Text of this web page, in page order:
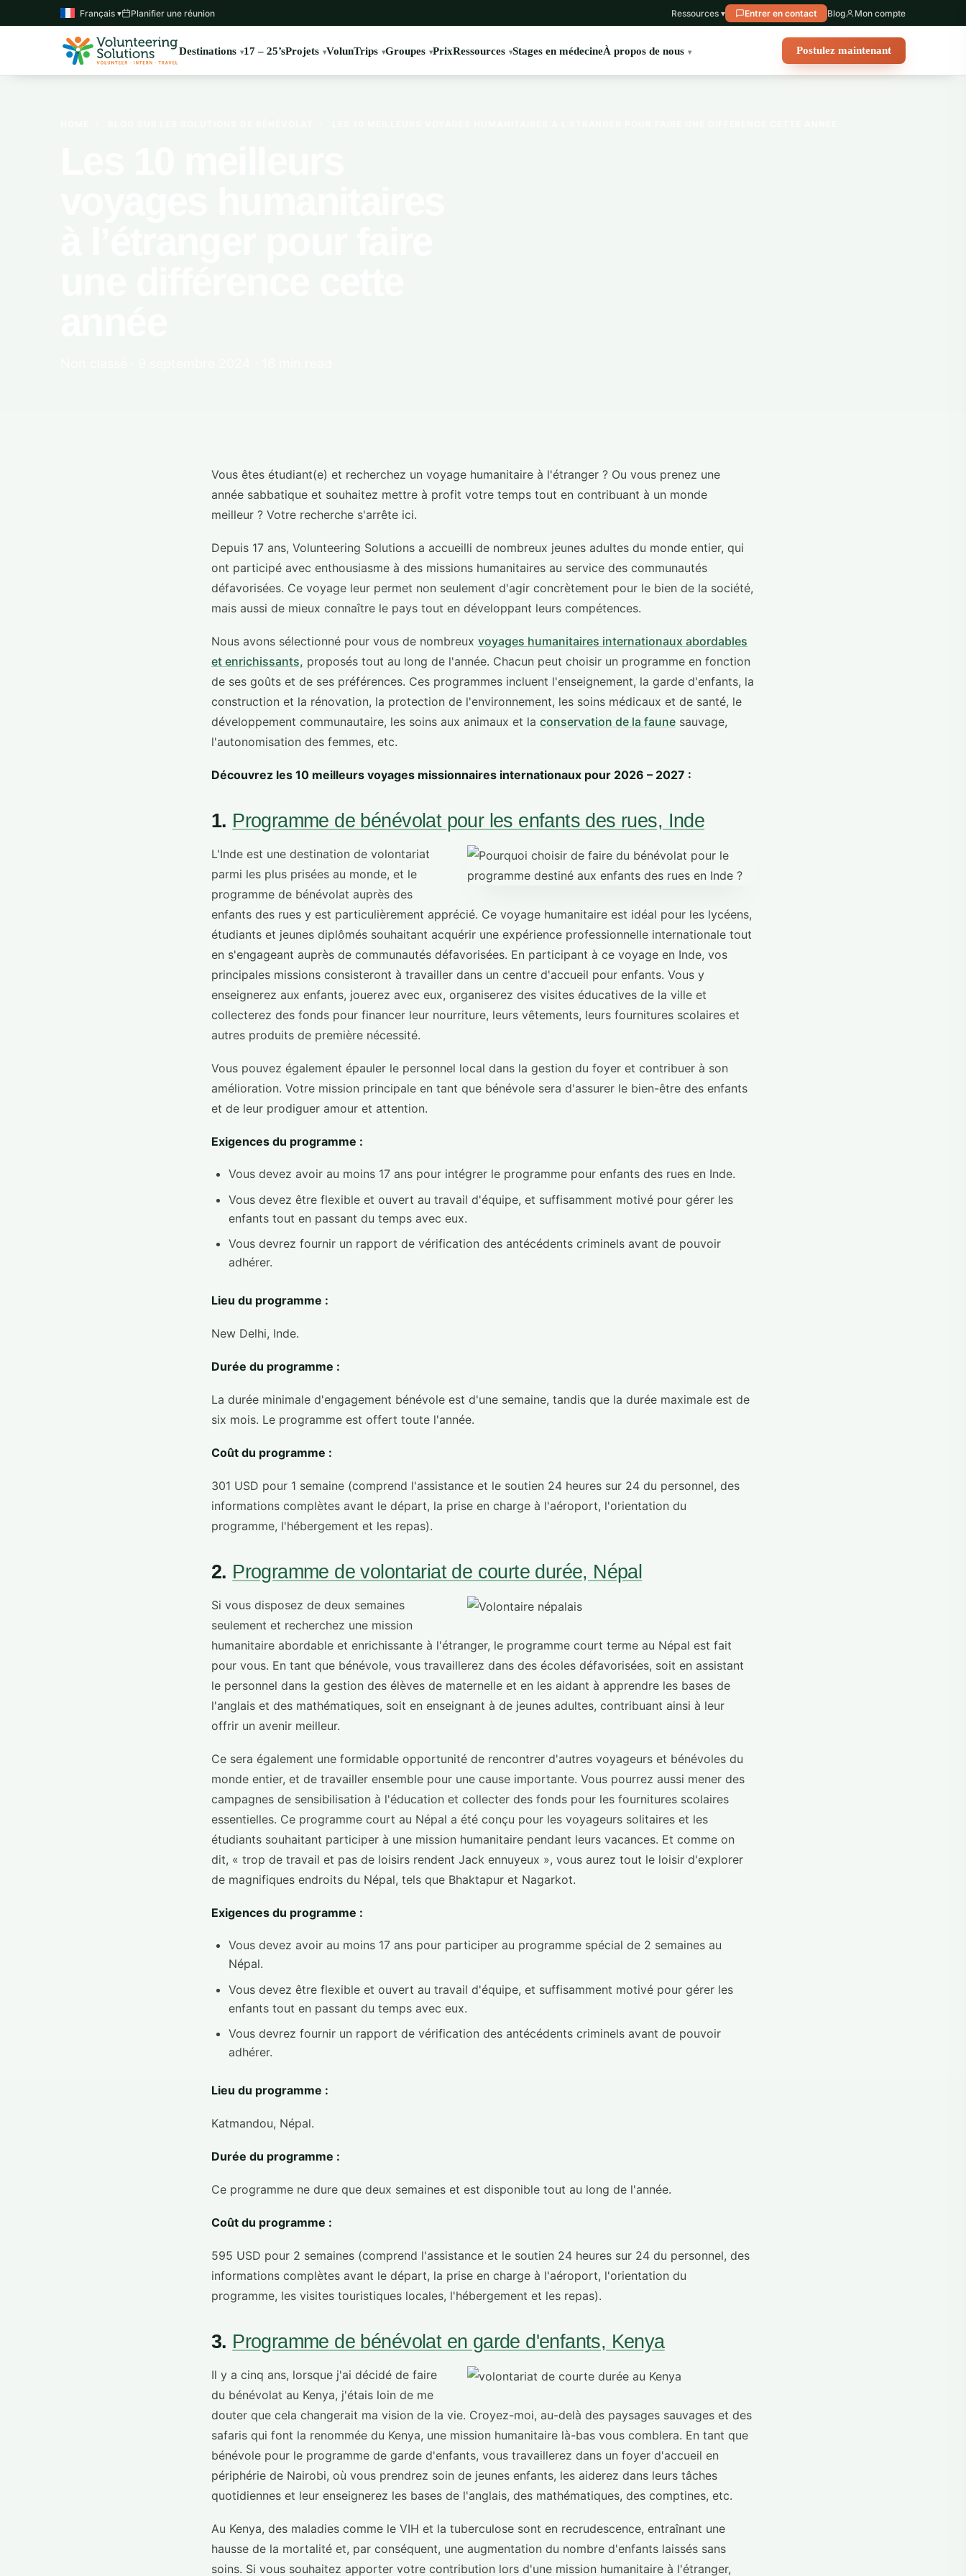
Français ▾ Planifier une réunion Ressources ▾ Entrer en contact Blog Mon compte
Destinations 17 – 25’sProjets VolunTrips Groupes PrixRessources Stages en médecineÀ propos de nous Postulez maintenant
Vous êtes étudiant(e) et recherchez un voyage humanitaire à l'étranger ? Ou vous prenez une
année sabbatique et souhaitez mettre à profit votre temps tout en contribuant à un monde
meilleur ? Votre recherche s'arrête ici.
Depuis 17 ans, Volunteering Solutions a accueilli de nombreux jeunes adultes du monde entier, qui
ont participé avec enthousiasme à des missions humanitaires au service des communautés
défavorisées. Ce voyage leur permet non seulement d'agir concrètement pour le bien de la société,
mais aussi de mieux connaître le pays tout en développant leurs compétences.
Nous avons sélectionné pour vous de nombreux voyages humanitaires internationaux abordables
et enrichissants, proposés tout au long de l'année. Chacun peut choisir un programme en fonction
de ses goûts et de ses préférences. Ces programmes incluent l'enseignement, la garde d'enfants, la
construction et la rénovation, la protection de l'environnement, les soins médicaux et de santé, le
développement communautaire, les soins aux animaux et la conservation de la faune sauvage,
l'autonomisation des femmes, etc.
Découvrez les 10 meilleurs voyages missionnaires internationaux pour 2026 – 2027 :
1. Programme de bénévolat pour les enfants des rues, Inde
L'Inde est une destination de volontariat
parmi les plus prisées au monde, et le
programme de bénévolat auprès des
enfants des rues y est particulièrement apprécié. Ce voyage humanitaire est idéal pour les lycéens,
étudiants et jeunes diplômés souhaitant acquérir une expérience professionnelle internationale tout
en s'engageant auprès de communautés défavorisées. En participant à ce voyage en Inde, vos
principales missions consisteront à travailler dans un centre d'accueil pour enfants. Vous y
enseignerez aux enfants, jouerez avec eux, organiserez des visites éducatives de la ville et
collecterez des fonds pour financer leur nourriture, leurs vêtements, leurs fournitures scolaires et
autres produits de première nécessité.
Vous pouvez également épauler le personnel local dans la gestion du foyer et contribuer à son
amélioration. Votre mission principale en tant que bénévole sera d'assurer le bien-être des enfants
et de leur prodiguer amour et attention.
Exigences du programme :
Vous devez avoir au moins 17 ans pour intégrer le programme pour enfants des rues en Inde.
Vous devez être flexible et ouvert au travail d'équipe, et suffisamment motivé pour gérer les
enfants tout en passant du temps avec eux.
Vous devrez fournir un rapport de vérification des antécédents criminels avant de pouvoir
adhérer.
Lieu du programme :
New Delhi, Inde.
Durée du programme :
La durée minimale d'engagement bénévole est d'une semaine, tandis que la durée maximale est de
six mois. Le programme est offert toute l'année.
Coût du programme :
301 USD pour 1 semaine (comprend l'assistance et le soutien 24 heures sur 24 du personnel, des
informations complètes avant le départ, la prise en charge à l'aéroport, l'orientation du
programme, l'hébergement et les repas).
2. Programme de volontariat de courte durée, Népal
Si vous disposez de deux semaines
seulement et recherchez une mission
humanitaire abordable et enrichissante à l'étranger, le programme court terme au Népal est fait
pour vous. En tant que bénévole, vous travaillerez dans des écoles défavorisées, soit en assistant
le personnel dans la gestion des élèves de maternelle et en les aidant à apprendre les bases de
l'anglais et des mathématiques, soit en enseignant à de jeunes adultes, contribuant ainsi à leur
offrir un avenir meilleur.
Ce sera également une formidable opportunité de rencontrer d'autres voyageurs et bénévoles du
monde entier, et de travailler ensemble pour une cause importante. Vous pourrez aussi mener des
campagnes de sensibilisation à l'éducation et collecter des fonds pour les fournitures scolaires
essentielles. Ce programme court au Népal a été conçu pour les voyageurs solitaires et les
étudiants souhaitant participer à une mission humanitaire pendant leurs vacances. Et comme on
dit, « trop de travail et pas de loisirs rendent Jack ennuyeux », vous aurez tout le loisir d'explorer
de magnifiques endroits du Népal, tels que Bhaktapur et Nagarkot.
Exigences du programme :
Vous devez avoir au moins 17 ans pour participer au programme spécial de 2 semaines au
Népal.
Vous devez être flexible et ouvert au travail d'équipe, et suffisamment motivé pour gérer les
enfants tout en passant du temps avec eux.
Vous devrez fournir un rapport de vérification des antécédents criminels avant de pouvoir
adhérer.
Lieu du programme :
Katmandou, Népal.
Durée du programme :
Ce programme ne dure que deux semaines et est disponible tout au long de l'année.
Coût du programme :
595 USD pour 2 semaines (comprend l'assistance et le soutien 24 heures sur 24 du personnel, des
informations complètes avant le départ, la prise en charge à l'aéroport, l'orientation du
programme, les visites touristiques locales, l'hébergement et les repas).
3. Programme de bénévolat en garde d'enfants, Kenya
Il y a cinq ans, lorsque j'ai décidé de faire
du bénévolat au Kenya, j'étais loin de me
douter que cela changerait ma vision de la vie. Croyez-moi, au-delà des paysages sauvages et des
safaris qui font la renommée du Kenya, une mission humanitaire là-bas vous comblera. En tant que
bénévole pour le programme de garde d'enfants, vous travaillerez dans un foyer d'accueil en
périphérie de Nairobi, où vous prendrez soin de jeunes enfants, les aiderez dans leurs tâches
quotidiennes et leur enseignerez les bases de l'anglais, des mathématiques, des comptines, etc.
Au Kenya, des maladies comme le VIH et la tuberculose sont en recrudescence, entraînant une
hausse de la mortalité et, par conséquent, une augmentation du nombre d'enfants laissés sans
soins. Si vous souhaitez apporter votre contribution lors d'une mission humanitaire à l'étranger,